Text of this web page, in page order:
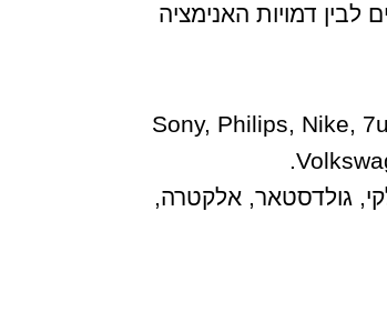
לבין דמויות האנימציה
Sony, Philips, Nike,
כאן 11, רגבה, סנו, שטראוס, מילקי, גולדסטאר, אלקטרה,